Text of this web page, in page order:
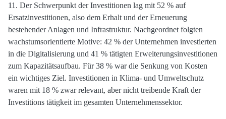
11. Der Schwerpunkt der Investitionen lag mit 52 % auf
Ersatzinvestitionen, also dem Erhalt und der Erneuerung
bestehender Anlagen und Infrastruktur. Nachgeordnet folgten
wachstumsorientierte Motive: 42 % der Unternehmen investierten
in die Digitalisierung und 41 % tätigten Erweiterungsinvestitionen
zum Kapazitätsaufbau. Für 38 % war die Senkung von Kosten
ein wichtiges Ziel. Investitionen in Klima- und Umweltschutz
waren mit 18 % zwar relevant, aber nicht treibende Kraft der
Investitions tätigkeit im gesamten Unternehmenssektor.